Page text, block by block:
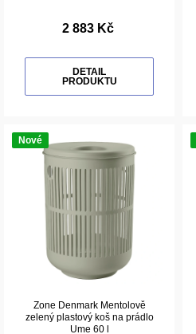
2 883 Kč
DETAIL
PRODUKTU
Nové
Zone Denmark Mentolově
zelený plastový koš na prádlo
Ume 60 l